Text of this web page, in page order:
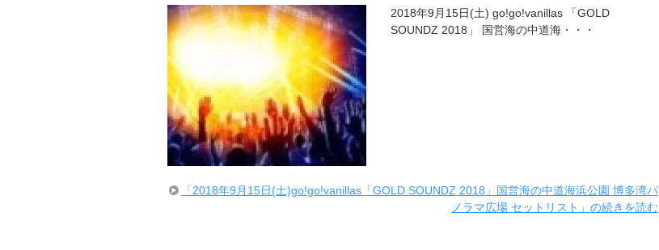
2018年9月15日(土) go!go!vanillas 「GOLD
SOUNDZ 2018」 国営海の中道海・・・
「2018年9月15日(土)go!go!vanillas「GOLD SOUNDZ 2018」国営海の中道海浜公園 博多湾パ
ノラマ広場 セットリスト」の続きを読む